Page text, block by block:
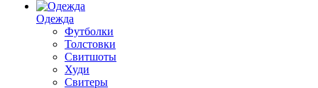
Одежда
Футболки
Толстовки
Свитшоты
Худи
Свитеры